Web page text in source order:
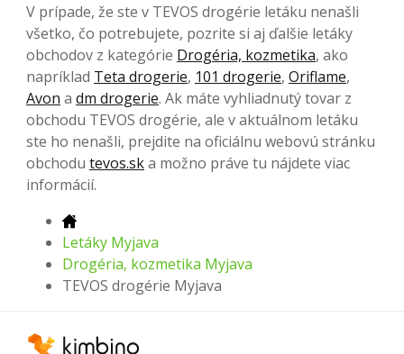
V prípade, že ste v TEVOS drogérie letáku nenašli
všetko, čo potrebujete, pozrite si aj ďalšie letáky
obchodov z kategórie Drogéria, kozmetika, ako
napríklad Teta drogerie, 101 drogerie, Oriflame,
Avon a dm drogerie. Ak máte vyhliadnutý tovar z
obchodu TEVOS drogérie, ale v aktuálnom letáku
ste ho nenašli, prejdite na oficiálnu webovú stránku
obchodu tevos.ska možno práve tu nájdete viac
informácií.
Letáky Myjava
Drogéria, kozmetika Myjava
TEVOS drogérie Myjava